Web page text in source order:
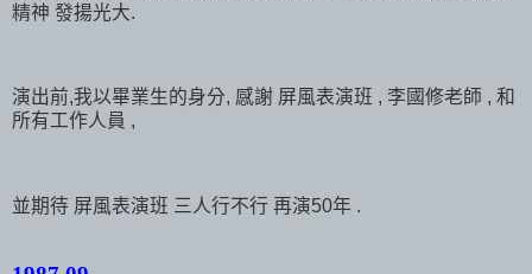
精神 發揚光大.
演出前,我以畢業生的身分, 感謝 屏風表演班 , 李國修老師 , 和
所有工作人員 ,
並期待 屏風表演班 三人行不行 再演50年 .